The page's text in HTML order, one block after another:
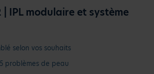
| IPL modulaire et système
selon vos souhaits
problèmes de peau